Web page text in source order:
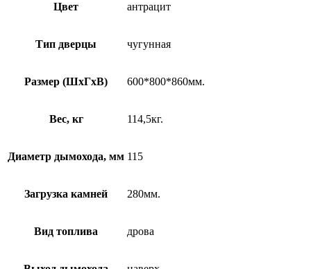
Цвет антрацит
Тип дверцы чугунная
Размер (ШхГхВ) 600*800*860мм.
Вес, кг 114,5кг.
Диаметр дымохода, мм 115
Загрузка камней 280мм.
Вид топлива дрова